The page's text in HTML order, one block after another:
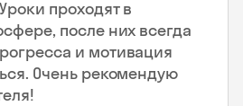
проходят в
после них всегда
и мотивация
Очень рекомендую